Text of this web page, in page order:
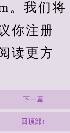
。我们将
你注册
读更方
下一章
回顶部↑